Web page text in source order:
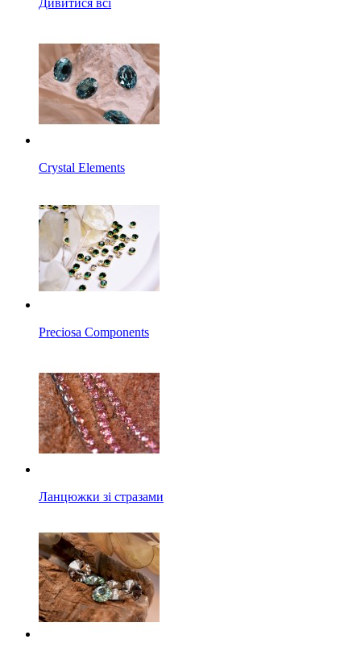
Дивитися всі
Crystal Elements
Preciosa Components
Ланцюжки зі стразами